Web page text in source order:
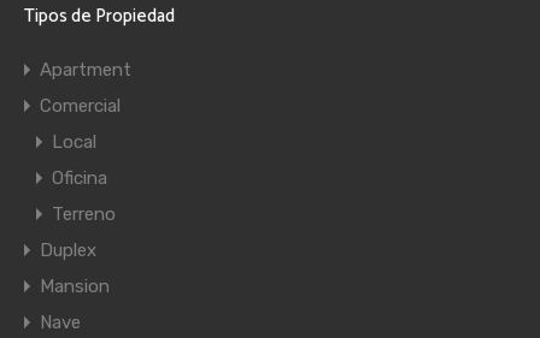
Tipos de Propiedad
Apartment
Comercial
Local
Oficina
Terreno
Duplex
Mansion
Nave